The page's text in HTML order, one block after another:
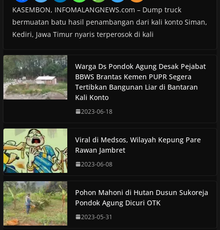
KASEMBON, INFOMALANGNEWS.com – Dump truck
bermuatan batu hasil penambangan dari kali konto Siman,
Kediri, Jawa Timur nyaris terperosok di kali
Warga Ds Pondok Agung Desak Pejabat
BBWS Brantas Kemen PUPR Segera
Tertibkan Bangunan Liar di Bantaran
Kali Konto
2023-06-18
Viral di Medsos, Wilayah Kepung Pare
Rawan Jambret
2023-06-08
Pohon Mahoni di Hutan Dusun Sukoreja
Pondok Agung Dicuri OTK
2023-05-31